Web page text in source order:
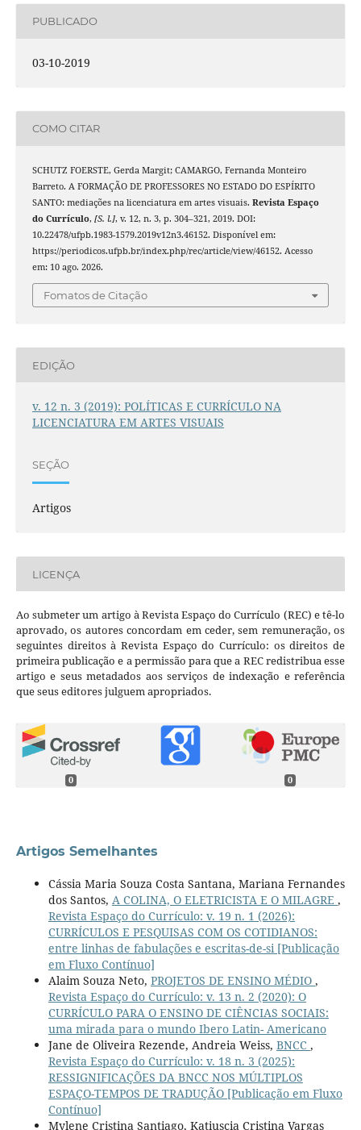
PUBLICADO
03-10-2019
COMO CITAR
SCHUTZ FOERSTE, Gerda Margit; CAMARGO, Fernanda Monteiro
Barreto. A FORMAÇÃO DE PROFESSORES NO ESTADO DO ESPÍRITO
SANTO: mediações na licenciatura em artes visuais. Revista Espaço
do Currículo, [S. l.], v. 12, n. 3, p. 304–321, 2019. DOI:
10.22478/ufpb.1983-1579.2019v12n3.46152. Disponível em:
https://periodicos.ufpb.br/index.php/rec/article/view/46152. Acesso
em: 10 ago. 2026.
Fomatos de Citação
EDIÇÃO
v. 12 n. 3 (2019): POLÍTICAS E CURRÍCULO NA
LICENCIATURA EM ARTES VISUAIS
SEÇÃO
Artigos
LICENÇA
Ao submeter um artigo à Revista Espaço do Currículo (REC) e tê-lo
aprovado, os autores concordam em ceder, sem remuneração, os
seguintes direitos à Revista Espaço do Currículo: os direitos de
primeira publicação e a permissão para que a REC redistribua esse
artigo e seus metadados aos serviços de indexação e referência
que seus editores julguem apropriados.
0 0
Artigos Semelhantes
Cássia Maria Souza Costa Santana, Mariana Fernandes
dos Santos, A COLINA, O ELETRICISTA E O MILAGRE ,
Revista Espaço do Currículo: v. 19 n. 1 (2026):
CURRÍCULOS E PESQUISAS COM OS COTIDIANOS:
entre linhas de fabulações e escritas-de-si [Publicação
em Fluxo Contínuo]
Alaim Souza Neto, PROJETOS DE ENSINO MÉDIO ,
Revista Espaço do Currículo: v. 13 n. 2 (2020): O
CURRÍCULO PARA O ENSINO DE CIÊNCIAS SOCIAIS:
uma mirada para o mundo Ibero Latin- Americano
Jane de Oliveira Rezende, Andreia Weiss, BNCC ,
Revista Espaço do Currículo: v. 18 n. 3 (2025):
RESSIGNIFICAÇÕES DA BNCC NOS MÚLTIPLOS
ESPAÇO-TEMPOS DE TRADUÇÃO [Publicação em Fluxo
Contínuo]
Mylene Cristina Santiago, Katiuscia Cristina Vargas